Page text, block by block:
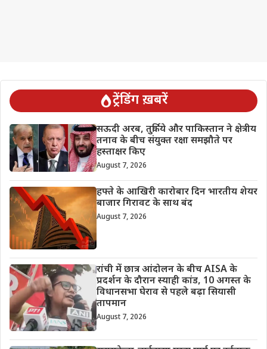
ट्रेंडिंग ख़बरें
सऊदी अरब, तुर्किये और पाकिस्तान ने क्षेत्रीय
तनाव के बीच संयुक्त रक्षा समझौते पर
हस्ताक्षर किए
August 7, 2026
हफ्ते के आखिरी कारोबार दिन भारतीय शेयर
बाजार गिरावट के साथ बंद
August 7, 2026
रांची में छात्र आंदोलन के बीच AISA के
प्रदर्शन के दौरान स्याही कांड, 10 अगस्त के
विधानसभा घेराव से पहले बढ़ा सियासी
तापमान
August 7, 2026